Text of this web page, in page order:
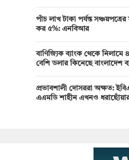
পাঁচ লাখ টাকা পর্যন্ত
কর ৫%: এনবিআর
বাণিজ্যিক ব্যাংক থেকে নিলামে
বেশি ডলার কিনেছে বাংলাদেশ
প্রভাবশালী দোসররা অক্ষত:
এএমডি শাহীন এখনও